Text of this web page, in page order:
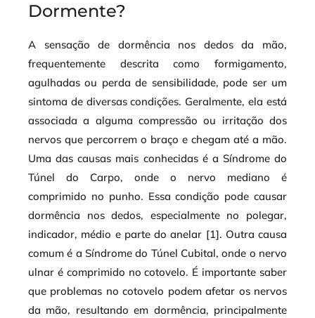
Dormente?
A sensação de dormência nos dedos da mão,
frequentemente descrita como formigamento,
agulhadas ou perda de sensibilidade, pode ser um
sintoma de diversas condições. Geralmente, ela está
associada a alguma compressão ou irritação dos
nervos que percorrem o braço e chegam até a mão.
Uma das causas mais conhecidas é a Síndrome do
Túnel do Carpo, onde o nervo mediano é
comprimido no punho. Essa condição pode causar
dormência nos dedos, especialmente no polegar,
indicador, médio e parte do anelar [1]. Outra causa
comum é a Síndrome do Túnel Cubital, onde o nervo
ulnar é comprimido no cotovelo. É importante saber
que problemas no cotovelo podem afetar os nervos
da mão, resultando em dormência, principalmente